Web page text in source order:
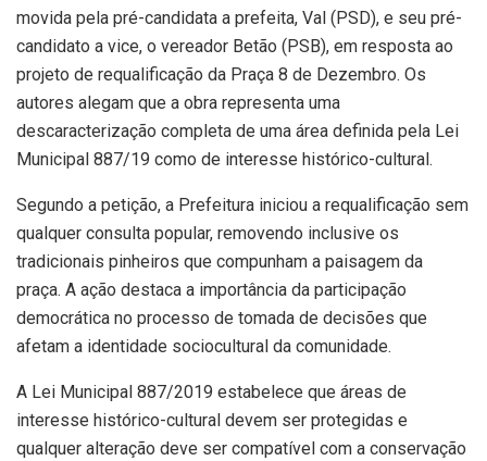
movida pela pré-candidata a prefeita, Val (PSD), e seu pré-
candidato a vice, o vereador Betão (PSB), em resposta ao
projeto de requalificação da Praça 8 de Dezembro. Os
autores alegam que a obra representa uma
descaracterização completa de uma área definida pela Lei
Municipal 887/19 como de interesse histórico-cultural.
Segundo a petição, a Prefeitura iniciou a requalificação sem
qualquer consulta popular, removendo inclusive os
tradicionais pinheiros que compunham a paisagem da
praça. A ação destaca a importância da participação
democrática no processo de tomada de decisões que
afetam a identidade sociocultural da comunidade.
A Lei Municipal 887/2019 estabelece que áreas de
interesse histórico-cultural devem ser protegidas e
qualquer alteração deve ser compatível com a conservação